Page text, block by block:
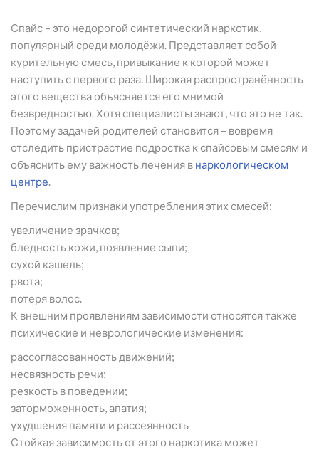
Спайс – это недорогой синтетический наркотик,
популярный среди молодёжи. Представляет собой
курительную смесь, привыкание к которой может
наступить с первого раза. Широкая распространённость
этого вещества объясняется его мнимой
безвредностью. Хотя специалисты знают, что это не так.
Поэтому задачей родителей становится – вовремя
отследить пристрастие подростка к спайсовым смесям и
объяснить ему важность лечения в наркологическом
центре.
Перечислим признаки употребления этих смесей:
увеличение зрачков;
бледность кожи, появление сыпи;
сухой кашель;
рвота;
потеря волос.
К внешним проявлениям зависимости относятся также
психические и неврологические изменения:
рассогласованность движений;
несвязность речи;
резкость в поведении;
заторможенность, апатия;
ухудшения памяти и рассеянность
Стойкая зависимость от этого наркотика может